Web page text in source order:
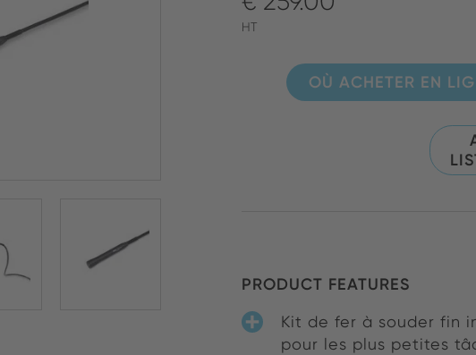
HT
OÙ ACHETER EN
PRODUCT FEATURES
Kit de fer à souder fin
pour les plus petites